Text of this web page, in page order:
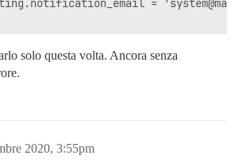
=
solo questa volta. Ancora senza
2020, 3:55pm